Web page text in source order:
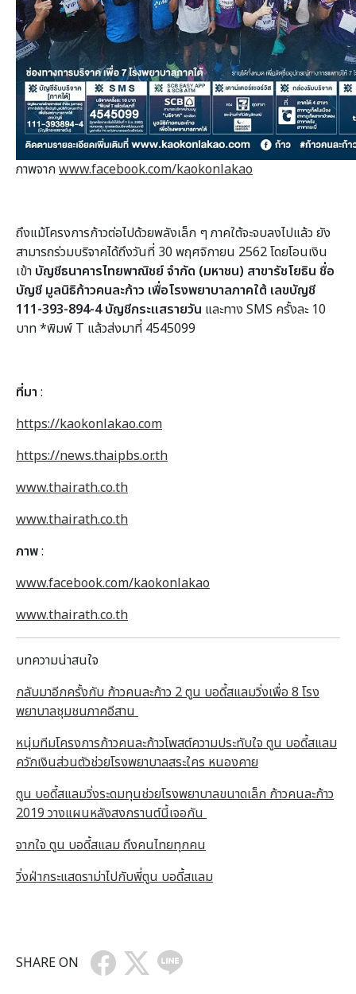
ภาพจากwww.facebook.com/kaokonlakao
ถึงแม้โครงการก้าวต่อไปด้วยพลังเล็ก ๆ ภาคใต้จะจบลงไปแล้ว ยัง
สามารถร่วมบริจาคได้ถึงวันที่ 30 พฤศจิกายน 2562 โดยโอนเงิน
เข้า บัญชีธนาคารไทยพาณิชย์ จำกัด (มหาชน) สาขารัชโยธิน ชื่อ
บัญชี มูลนิธิก้าวคนละก้าว เพื่อโรงพยาบาลภาคใต้ เลขบัญชี
111-393-894-4 บัญชีกระแสรายวัน และทาง SMS ครั้งละ 10
บาท *พิมพ์ T แล้วส่งมาที่ 4545099
ที่มา :
https://kaokonlakao.com
https://news.thaipbs.or.th
www.thairath.co.th
www.thairath.co.th
ภาพ:
www.facebook.com/kaokonlakao
www.thairath.co.th
บทความน่าสนใจ
กลับมาอีกครั้งกับ ก้าวคนละก้าว 2 ตูน บอดี้สแลมวิ่งเพื่อ 8 โรง
พยาบาลชุมชนภาคอีสาน
หนุ่มทีมโครงการก้าวคนละก้าวโพสต์ความประทับใจ ตูน บอดี้สแลม
ควักเงินส่วนตัวช่วยโรงพยาบาลสระใคร หนองคาย
ตูน บอดี้สแลมวิ่งระดมทุนช่วยโรงพยาบาลขนาดเล็ก ก้าวคนละก้าว
2019 วางแผนหลังสงกรานต์นี้เจอกัน
จากใจ ตูน บอดี้สแลม ถึงคนไทยทุกคน
วิ่งฝ่ากระแสดราม่าไปกับพี่ตูน บอดี้สแลม
SHARE ON